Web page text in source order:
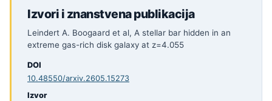
Izvori i znanstvena publikacija
Leindert A. Boogaard et al, A stellar bar hidden in an
extreme gas-rich disk galaxy at z=4.055
DOI
10.48550/arxiv.2605.15273
Izvor